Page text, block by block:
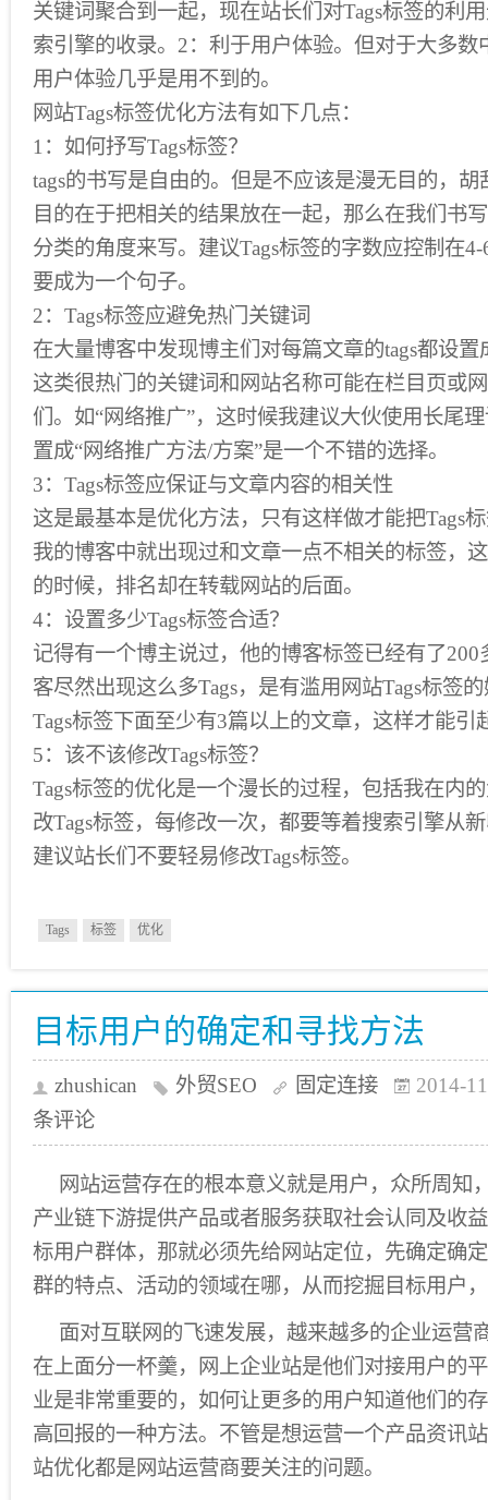
关键词聚合到一起，现在站长们对Tags标签的利
索引擎的收录。2：利于用户体验。但对于大多数
用户体验几乎是用不到的。
网站Tags标签优化方法有如下几点：
1：如何抒写Tags标签？
tags的书写是自由的。但是不应该是漫无目的，胡
目的在于把相关的结果放在一起，那么在我们书
分类的角度来写。建议Tags标签的字数应控制在
要成为一个句子。
2：Tags标签应避免热门关键词
在大量博客中发现博主们对每篇文章的tags都设
这类很热门的关键词和网站名称可能在栏目页或
们。如“网络推广”，这时候我建议大伙使用长尾
置成“网络推广方法/方案”是一个不错的选择。
3：Tags标签应保证与文章内容的相关性
这是最基本是优化方法，只有这样做才能把Tags
我的博客中就出现过和文章一点不相关的标签，
的时候，排名却在转载网站的后面。
4：设置多少Tags标签合适？
记得有一个博主说过，他的博客标签已经有了
客尽然出现这么多Tags，是有滥用网站Tags标签
Tags标签下面至少有3篇以上的文章，这样才能引
5：该不该修改Tags标签？
Tags标签的优化是一个漫长的过程，包括我在内
改Tags标签，每修改一次，都要等着搜索引擎从
建议站长们不要轻易修改Tags标签。
Tags 标签 优化
目标用户的确定和寻找方法
zhushican 外贸SEO 固定连接
2014-
条评论
网站运营存在的根本意义就是用户，众所周知
产业链下游提供产品或者服务获取社会认同及收
标用户群体，那就必须先给网站定位，先确定确
群的特点、活动的领域在哪，从而挖掘目标用户
面对互联网的飞速发展，越来越多的企业运营
在上面分一杯羹，网上企业站是他们对接用户的
业是非常重要的，如何让更多的用户知道他们的
高回报的一种方法。不管是想运营一个产品资讯
站优化都是网站运营商要关注的问题。